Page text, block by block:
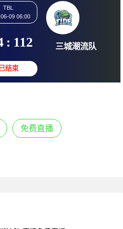
TBL
2026-06-09 06:00
104:112 三城
免费直播